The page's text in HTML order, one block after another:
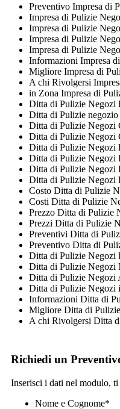
Preventivo Impresa di
Impresa di Pulizie
Impresa di Pulizie
Impresa di Pulizie
Impresa di Pulizie
Informazioni Impresa
Migliore Impresa di
A chi Rivolgersi
in Zona Impresa di
Ditta di Pulizie Negozi
Ditta di Pulizie
Ditta di Pulizie Negozi
Ditta di Pulizie Negozi
Ditta di Pulizie Negozi
Ditta di Pulizie Negozi
Ditta di Pulizie Negozi
Ditta di Pulizie Negozi
Costo Ditta di Pulizie
Costi Ditta di Pulizie
Prezzo Ditta di Pulizie
Prezzi Ditta di Pulizie
Preventivi Ditta di
Preventivo Ditta di
Ditta di Pulizie Negozi
Ditta di Pulizie Negozi
Ditta di Pulizie Negozi
Ditta di Pulizie Negozi
Informazioni Ditta di
Migliore Ditta di
A chi Rivolgersi Ditta
Richiedi un
Inserisci i dati nel modulo,
Nome e Cognome*